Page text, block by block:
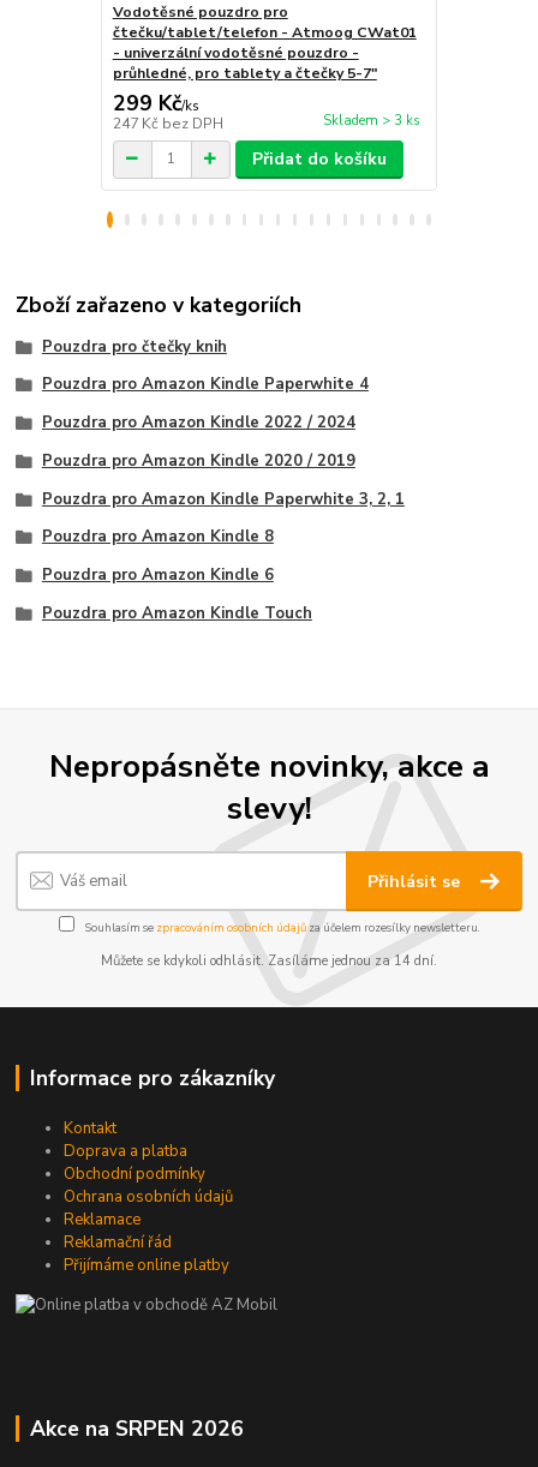
Vodotěsné pouzdro pro
čtečku/tablet/telefon - Atmoog CWat01
- univerzální vodotěsné pouzdro -
průhledné, pro tablety a čtečky 5-7"
299 Kč/ks
247 Kč bez DPH Skladem > 3 ks
Přidat do košíku
Zboží zařazeno v kategoriích
Pouzdra pro čtečky knih
Pouzdra pro Amazon Kindle Paperwhite 4
Pouzdra pro Amazon Kindle 2022 / 2024
Pouzdra pro Amazon Kindle 2020 / 2019
Pouzdra pro Amazon Kindle Paperwhite 3, 2, 1
Pouzdra pro Amazon Kindle 8
Pouzdra pro Amazon Kindle 6
Pouzdra pro Amazon Kindle Touch
Nepropásněte novinky, akce a
slevy!
Přihlásit se
Souhlasím se zpracováním osobních údajůza účelem rozesílky newsletteru.
Můžete se kdykoli odhlásit. Zasíláme jednou za 14 dní.
Informace pro zákazníky
Kontakt
Doprava a platba
Obchodní podmínky
Ochrana osobních údajů
Reklamace
Reklamační řád
Přijímáme online platby
Akce na SRPEN 2026